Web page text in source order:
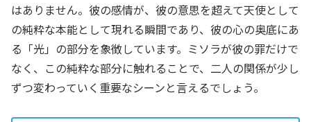
はありません。彼の感情が、彼の意思を超えて天使として
の純粋な本能として現れる瞬間であり、彼の心の奥底にあ
る「光」の部分を象徴しています。ミソラが彼の罪だけで
なく、この純粋な部分に触れることで、二人の関係が少し
ずつ変わっていく重要なシーンと言えるでしょう。